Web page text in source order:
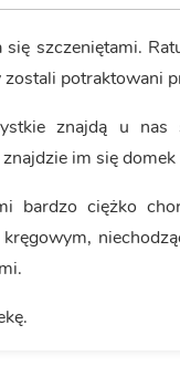
szczeniętami.
potraktowani
znajdą u
im się
bardzo ciężko